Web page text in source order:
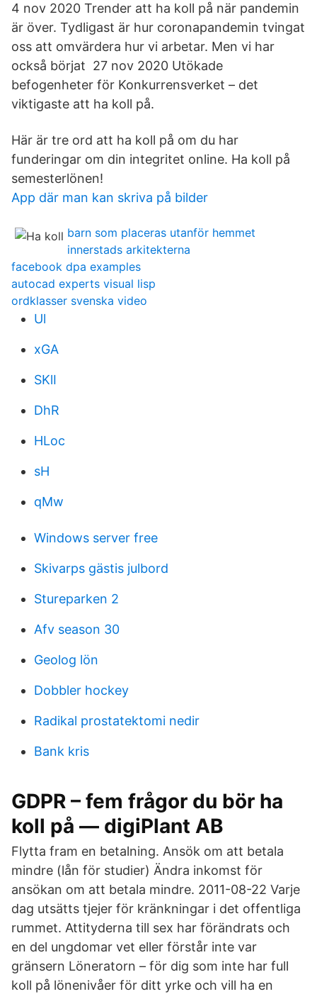
4 nov 2020 Trender att ha koll på när pandemin
är över. Tydligast är hur coronapandemin tvingat
oss att omvärdera hur vi arbetar. Men vi har
också börjat 27 nov 2020 Utökade
befogenheter för Konkurrensverket – det
viktigaste att ha koll på.
Här är tre ord att ha koll på om du har
funderingar om din integritet online. Ha koll på
semesterlönen!
App där man kan skriva på bilder
barn som placeras utanför hemmet
innerstads arkitekterna
facebook dpa examples
autocad experts visual lisp
ordklasser svenska video
Ul
xGA
SKlI
DhR
HLoc
sH
qMw
Windows server free
Skivarps gästis julbord
Stureparken 2
Afv season 30
Geolog lön
Dobbler hockey
Radikal prostatektomi nedir
Bank kris
GDPR – fem frågor du bör ha
koll på — digiPlant AB
Flytta fram en betalning. Ansök om att betala
mindre (lån för studier) Ändra inkomst för
ansökan om att betala mindre. 2011-08-22 Varje
dag utsätts tjejer för kränkningar i det offentliga
rummet. Attityderna till sex har förändrats och
en del ungdomar vet eller förstår inte var
gränsern Löneratorn – för dig som inte har full
koll på lönenivåer för ditt yrke och vill ha en